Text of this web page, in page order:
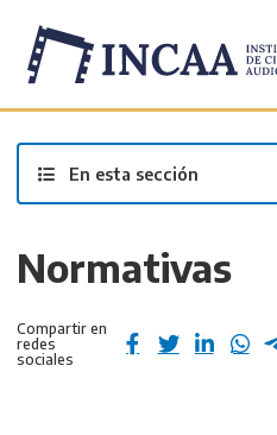
En esta sección
Normativas
Compartir en
redes
sociales